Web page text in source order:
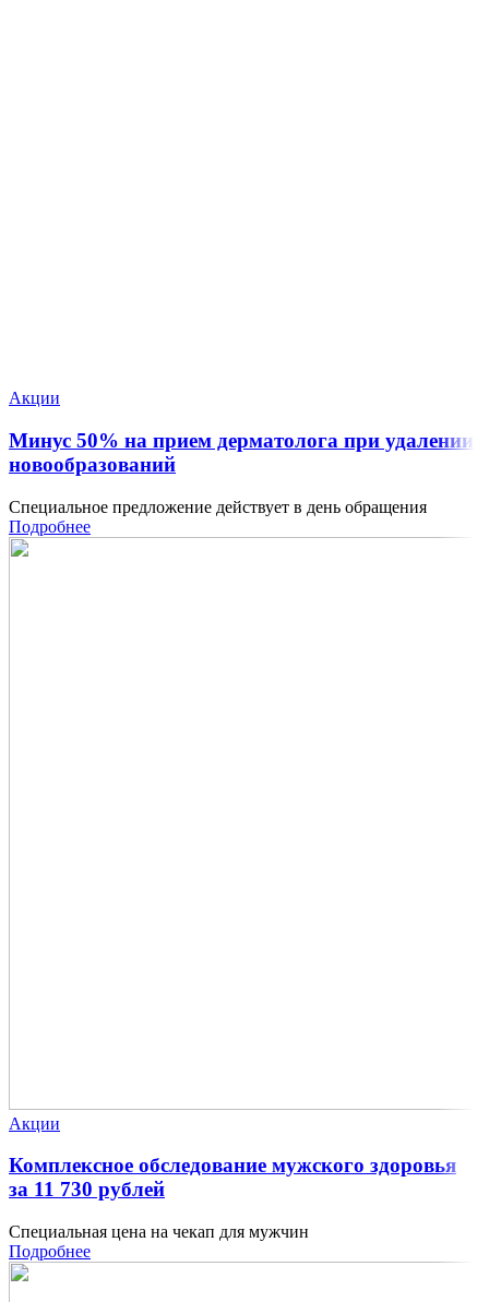
Акции
Минус 50% на прием дерматолога при удалении
новообразований
Специальное предложение действует в день обращения
Подробнее
Акции
Комплексное обследование мужского здоровья
за 11 730 рублей
Специальная цена на чекап для мужчин
Подробнее